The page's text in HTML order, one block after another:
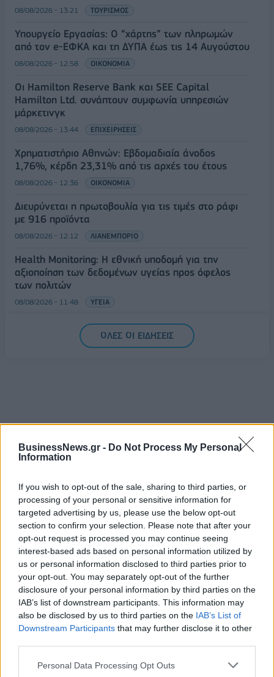
BusinessNews.gr - Do Not Process My Personal
Information
If you wish to opt-out of the sale, sharing to third parties, or
processing of your personal or sensitive information for
targeted advertising by us, please use the below opt-out
section to confirm your selection. Please note that after your
opt-out request is processed you may continue seeing
interest-based ads based on personal information utilized by
us or personal information disclosed to third parties prior to
your opt-out. You may separately opt-out of the further
disclosure of your personal information by third parties on the
IAB’s list of downstream participants. This information may
also be disclosed by us to third parties on the IAB’s List of
Downstream Participants that may further disclose it to other
Personal Data Processing Opt Outs
08/08/2026 - 13:21 ΤΟΥΡΙΣΜΟΣ
Υπουργείο Εργασίας: Ο “χάρτης” των πληρωμών
από τον e-ΕΦΚΑ και τη ΔΥΠΑ έως τις 14 Αυγούστου
08/08/2026 - 12:58 ΟΙΚΟΝΟΜΙΑ
Οι Hamilton Reserve Bank και SEE Capital
Hamilton Ltd. συνάπτουν συμφωνία υπηρεσιών
μάρκετινγκ
08/08/2026 - 13:44 ΕΠΙΧΕΙΡΗΣΕΙΣ
Χρηματιστήριο Αθηνών: Εβδομαδιαία άνοδος
1,76%, κέρδη 23,31% από τις αρχές του έτους
08/08/2026 - 12:36 ΟΙΚΟΝΟΜΙΑ
Διευρύνεται η πρωτοβουλία για τις τιμές στο ράφι
με 916 προϊόντα
08/08/2026 - 12:12 ΛΙΑΝΕΜΠΟΡΙΟ
Health Monitoring: Η εθνική υποδομή για την
αξιοποίηση των δεδομένων υγείας προς όφελος
των πολιτών
08/08/2026 - 11:48 ΥΓΕΙΑ
Ελληνική Αναπτυξιακή Τράπεζα: Με «προίκα» 2 δισ.
ευρώ ανοίγει δρόμο για δάνεια έως 5 δισ. σε
ΟΛΕΣ ΟΙ ΕΙΔΗΣΕΙΣ
ΔΗΜΟΦΙΛΗ
Όμιλος ΔΕΗ: Νέα συμφωνία για χαρτοφυλάκιο
έργων ΑΠΕ άνω των 2 GW σε Πολωνία και
Ουγγαρία
08/08/2026 - 10:26 ΕΝΕΡΓΕΙΑ
Χρηματιστήριο Αθηνών: Εβδομαδιαία άνοδος
1,76%, κέρδη 23,31% από τις αρχές του έτους
08/08/2026 - 12:36 ΟΙΚΟΝΟΜΙΑ
Ελληνική Αναπτυξιακή Τράπεζα: Με «προίκα» 2
δισ. ευρώ ανοίγει δρόμο για δάνεια έως 5 δισ. σε
μικρομεσαίες